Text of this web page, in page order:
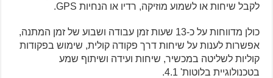
לקבל שיחות או לשמוע מוזיקה, רדיו או הנחיות GPS.
כולן מדווחות על כ-13 שעות זמן עבודה ושבוע של זמן המתנה,
אפשרות לענות על שיחות דרך פקודה קולית, שימוש בפקודות
קוליות לשליטה במכשיר, שיחות ועידה ושיתוף שמע
בטכנולוגיית בלוטות' 4.1.